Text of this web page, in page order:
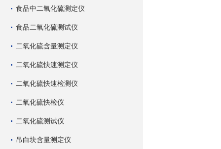
食品中二氧化硫测定仪
食品二氧化硫测试仪
二氧化硫含量测定仪
二氧化硫快速测定仪
二氧化硫快速检测仪
二氧化硫快检仪
二氧化硫测试仪
吊白块含量测定仪